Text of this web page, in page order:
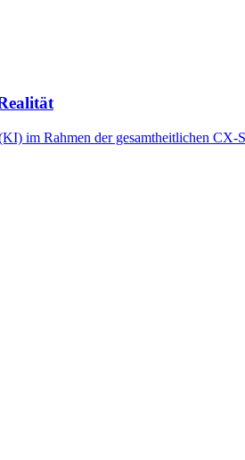
im Rahmen der gesamtheitlichen CX-